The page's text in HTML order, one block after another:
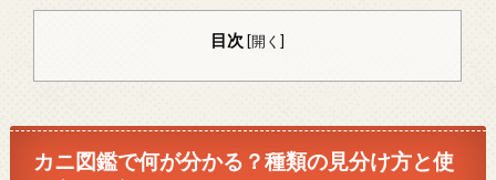
目次 [開く]
カニ図鑑で何が分かる？種類の見分け方と使